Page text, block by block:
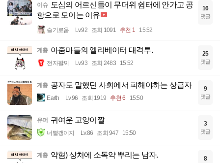
이슈 도심의 어르신들이 무더위 쉼터에 안가고 공
항으로 모이는 이유
슬기로움 Lv.92 조회 1091 추천 1 15:52
16
댓글
계층 아줌마들의 엘리베이터 대격투.
전자팔찌 Lv.93 조회 2483 15:52
25
댓글
계층 공자도 말했던 사회에서 피해야하는 상급자
Earth Lv.96 조회 1919 추천 6 15:50
9
댓글
유머 귀여운 고양이짤
너빨갱이지 Lv.86 조회 947 15:50
3
댓글
계층 약혐) 상처에 소독약 뿌리는 남자. 8